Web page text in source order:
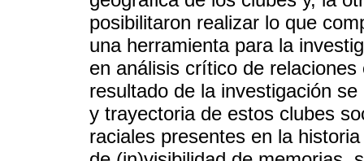
posibilitaron realizar lo que
una herramienta para la
en análisis crítico de
resultado de la investigación
y trayectoria de estos clubes
raciales presentes en la